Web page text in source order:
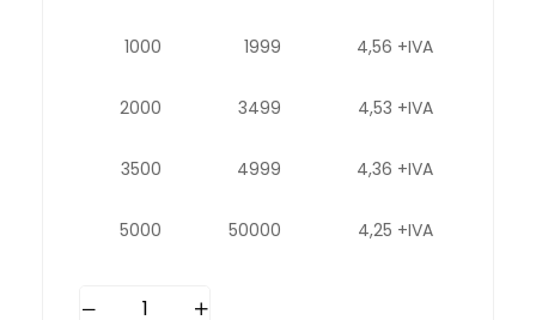
1000 1999 4,56 +IVA
2000 3499 4,53 +IVA
3500 4999 4,36 +IVA
5000 50000 4,25 +IVA